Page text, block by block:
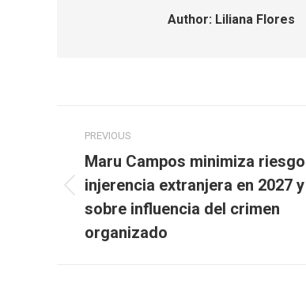
Author: Liliana Flores
navigation
PREVIOUS
Previous
post:
Maru Campos minimiza
injerencia extranjera en 2027
sobre influencia del crimen
organizado